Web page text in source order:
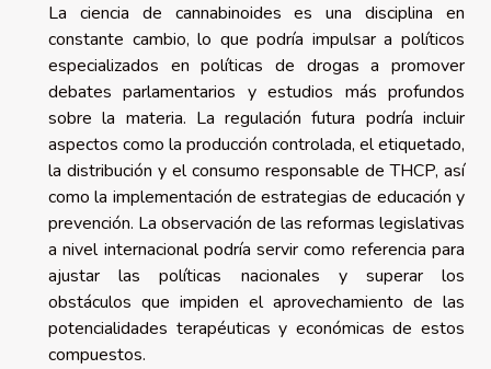
La ciencia de cannabinoides es una disciplina en
constante cambio, lo que podría impulsar a políticos
especializados en políticas de drogas a promover
debates parlamentarios y estudios más profundos
sobre la materia. La regulación futura podría incluir
aspectos como la producción controlada, el etiquetado,
la distribución y el consumo responsable de THCP, así
como la implementación de estrategias de educación y
prevención. La observación de las reformas legislativas
a nivel internacional podría servir como referencia para
ajustar las políticas nacionales y superar los
obstáculos que impiden el aprovechamiento de las
potencialidades terapéuticas y económicas de estos
compuestos.